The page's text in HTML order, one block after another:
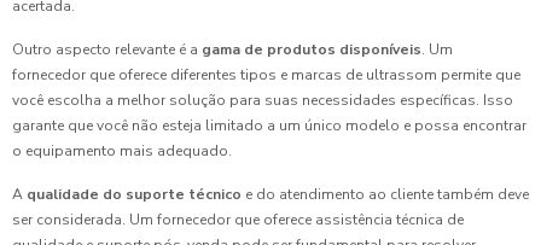
acertada.
Outro aspecto relevante é a gama de produtos disponíveis. Um
fornecedor que oferece diferentes tipos e marcas de ultrassom permite que
você escolha a melhor solução para suas necessidades específicas. Isso
garante que você não esteja limitado a um único modelo e possa encontrar
o equipamento mais adequado.
A qualidade do suporte técnico e do atendimento ao cliente também deve
ser considerada. Um fornecedor que oferece assistência técnica de